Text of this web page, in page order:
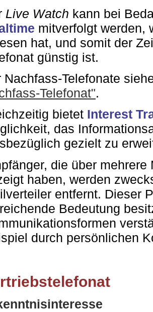
Live Watch kann bei
mitverfolgt werden,
hat, und somit der
günstig ist.
Nachfass-Telefonate
Telefonat".
bietet Interest
das
gezielt zu
die über
haben, werden
entfernt. Dieser
Bedeutung
durch persönlichen